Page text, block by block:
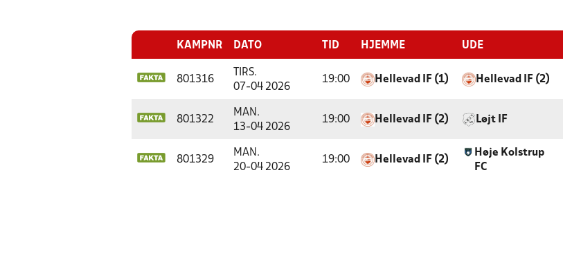
KAMPNR DATO TID HJEMME UDE
801316
TIRS.
07-04 2026
19:00 Hellevad IF (1) Hellevad IF (2)
801322
MAN.
13-04 2026
19:00 Hellevad IF (2) Løjt IF
801329
MAN.
20-04 2026
19:00 Hellevad IF (2)
Høje Kolstrup
FC